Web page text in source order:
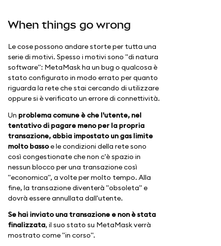
When things go wrong
Le cose possono andare storte per tutta una
serie di motivi. Spesso i motivi sono "di natura
software": MetaMask ha un bug o qualcosa è
stato configurato in modo errato per quanto
riguarda la rete che stai cercando di utilizzare
oppure si è verificato un errore di connettività.
Un problema comune è che l'utente, nel
tentativo di pagare meno per la propria
transazione, abbia impostato un gas limite
molto bassoe le condizioni della rete sono
così congestionate che non c'è spazio in
nessun blocco per una transazione così
"economica", a volte per molto tempo. Alla
fine, la transazione diventerà "obsoleta" e
dovrà essere annullata dall'utente.
Se hai inviato una transazione e non è stata
finalizzata, il suo stato su MetaMask verrà
mostrato come "in corso".